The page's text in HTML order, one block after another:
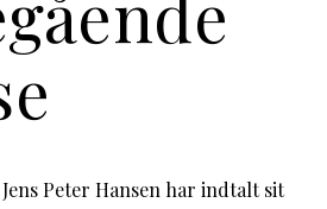
Peter Hansen har indtalt sit